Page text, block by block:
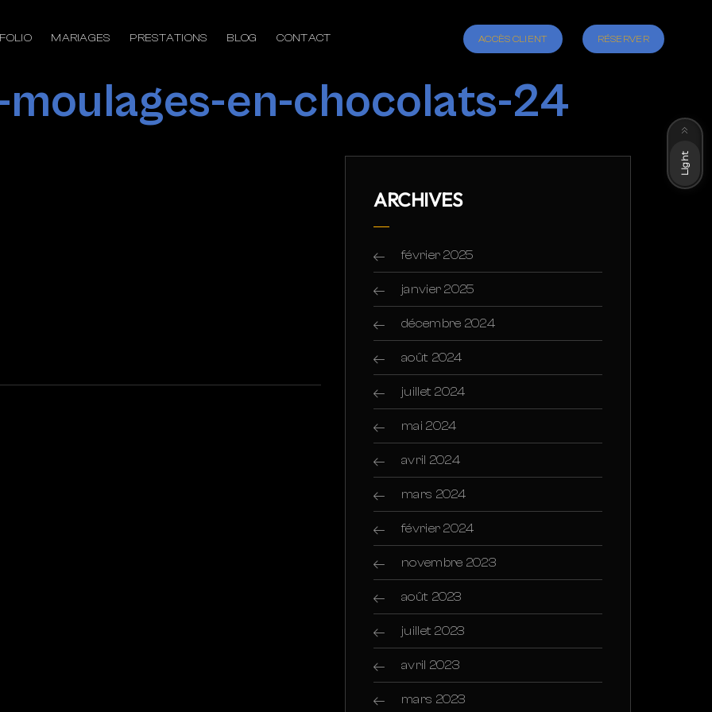
MARIAGES PRESTATIONS BLOG CONTACT ACCÈS CLIENT RÉSERVER
en-chocolats-24
ARCHIVES
février 2025
janvier 2025
décembre 2024
août 2024
juillet 2024
mai 2024
avril 2024
mars 2024
février 2024
novembre 2023
août 2023
juillet 2023
avril 2023
mars 2023
Light
Dark